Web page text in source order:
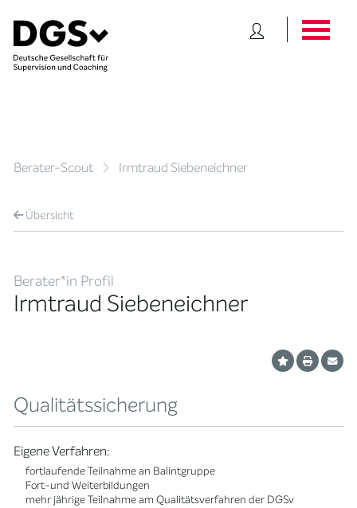
Berater-Scout Irmtraud Siebeneichner
Übersicht
Berater*in Profil
Irmtraud Siebeneichner
Qualitätssicherung
Eigene Verfahren:
fortlaufende Teilnahme an Balintgruppe
Fort-und Weiterbildungen
mehr jährige Teilnahme am Qualitätsverfahren der DGSv